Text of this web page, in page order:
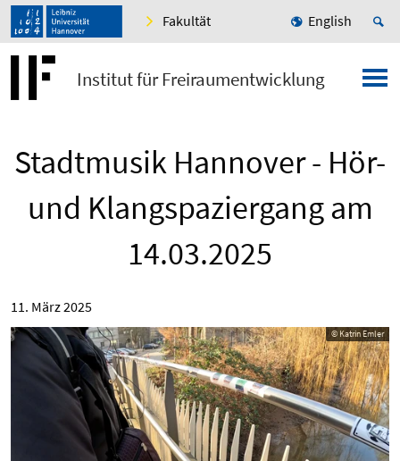
Fakultät English
Institut für Freiraumentwicklung
Stadtmusik Hannover - Hör-
und Klangspaziergang am
14.03.2025
11. März 2025
© Katrin Emler